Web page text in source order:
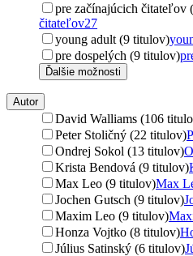
pre začínajúcich čitateľov
čitateľov27
young adult (9 titulov)
pre dospelých (9 titulov)
Ďalšie možnosti
Autor
David Walliams (106
Peter Stoličný (22 titulov)
Ondrej Sokol (13 titulov)
Krista Bendová (9 titulov)
Max Leo (9 titulov)Max
Jochen Gutsch (9 titulov)
Maxim Leo (9 titulov)
Honza Vojtko (8 titulov)
Július Satinský (6 titulov)